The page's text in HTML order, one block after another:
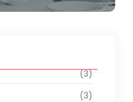
(3)
(3)